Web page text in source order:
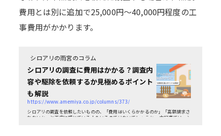
費用とは別に追加で25,000円〜40,000円程度の工
事費用がかかります。
シロアリの雨宮のコラム
シロアリの調査に費用はかかる？調査内
容や駆除を依頼するか見極めるポイント
も解説
https://www.amemiya.co.jp/columns/373/
シロアリの調査を依頼したいものの、「費用はいくらかかるのか」「高額請求さ
れないか」と不安に感じている人もいるのではないでしょうか。 本記事では、シ